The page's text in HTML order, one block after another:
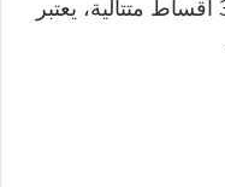
إذا كان الفرد لم يقم بتسديد 3 أقساط متتالية، يعتبر